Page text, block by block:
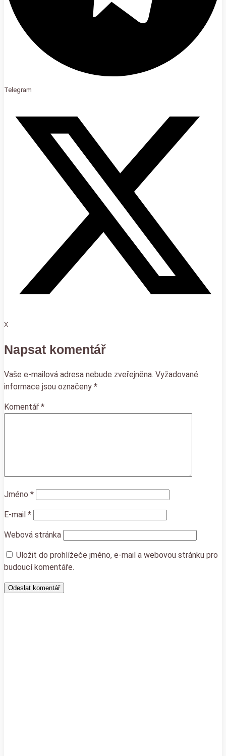
Telegram
X
Napsat komentář
Vaše e-mailová adresa nebude zveřejněna. Vyžadované
informace jsou označeny *
Komentář *
Jméno *
E-mail *
Webová stránka
Uložit do prohlížeče jméno, e-mail a webovou stránku pro
budoucí komentáře.